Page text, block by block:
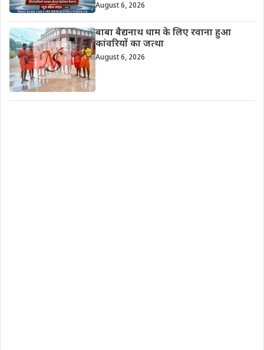
August 6, 2026
बाबा बैद्यनाथ धाम के लिए रवाना हुआ
कांवरियों का जत्था
August 6, 2026